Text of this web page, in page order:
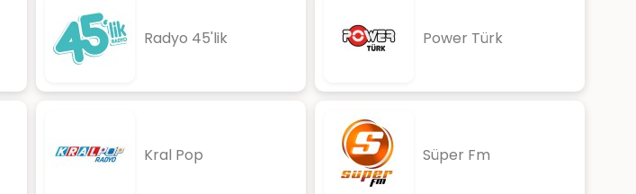
Radyo 45'lik Power Türk
Kral Pop Süper Fm